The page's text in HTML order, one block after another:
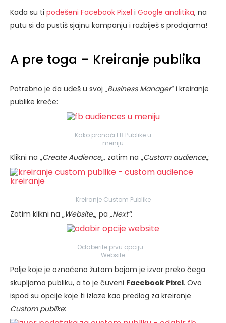
Kada su ti podešeni Facebook Pixel i Google analitika, na
putu si da pustiš sjajnu kampanju i razbiješ s prodajama!
A pre toga – Kreiranje publika
Potrebno je da uđeš u svoj „Business Manager“ i kreiranje
publike kreće:
Kako pronaći FB Publike u
meniju
Klikni na „Create Audience„, zatim na „Custom audience„:
Kreiranje Custom Publike
Zatim klikni na „Website„, pa „Next“:
Odaberite prvu opciju –
Website
Polje koje je označeno žutom bojom je izvor preko čega
skupljamo publiku, a to je čuveni Facebook Pixel. Ovo
ispod su opcije koje ti izlaze kao predlog za kreiranje
Custom publike: